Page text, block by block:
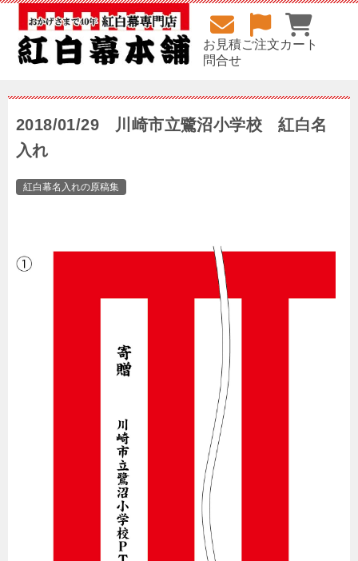
お見積
問合せ
ご注文カート
2018/01/29 川崎市立鷺沼小学校 紅白名
入れ
紅白幕名入れの原稿集